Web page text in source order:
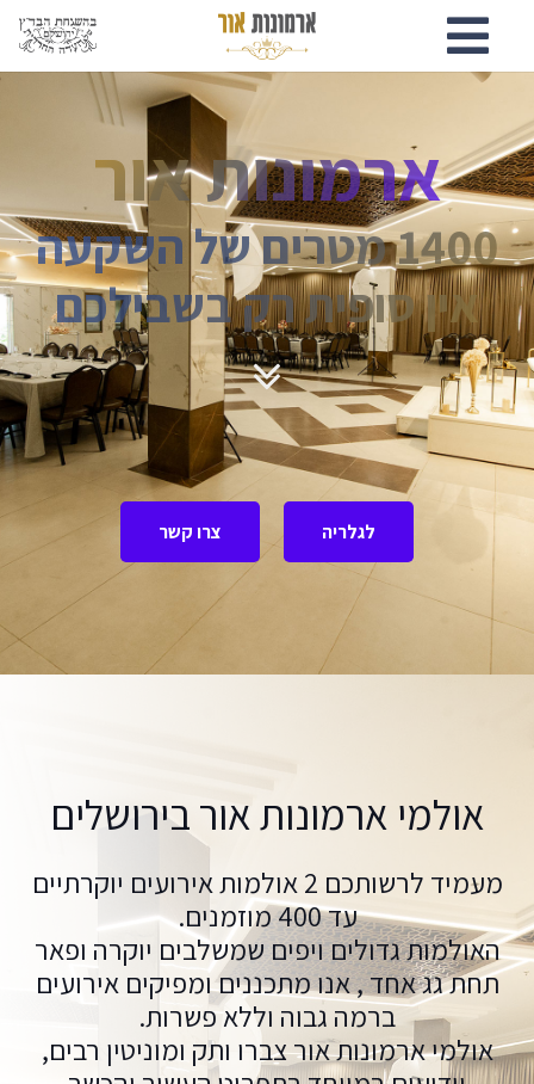
ארמונות אור
1400 מטרים של השקעה
אין סופית רק בשבילכם
לגלריה צרו קשר
אולמי ארמונות אור בירושלים
מעמיד לרשותכם 2 אולמות אירועים יוקרתיים
עד 400 מוזמנים.
האולמות גדולים ויפים שמשלבים יוקרה ופאר
תחת גג אחד , אנו מתכננים ומפיקים אירועים
ברמה גבוה וללא פשרות.
אולמי ארמונות אור צברו ותק ומוניטין רבים,